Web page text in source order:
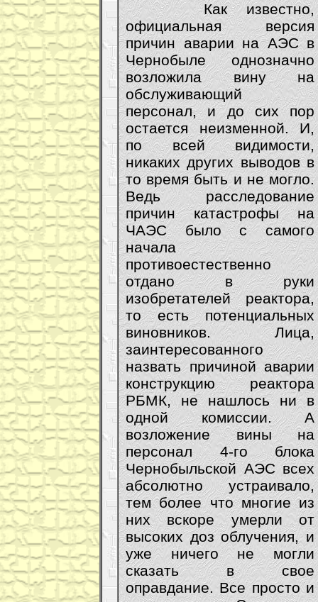
Как известно,
официальная версия
причин аварии на АЭС в
Чернобыле однозначно
возложила вину на
обслуживающий
персонал, и до сих пор
остается неизменной. И,
по всей видимости,
никаких других выводов в
то время быть и не могло.
Ведь расследование
причин катастрофы на
ЧАЭС было с самого
начала
противоестественно
отдано в руки
изобретателей реактора,
то есть потенциальных
виновников. Лица,
заинтересованного
назвать причиной аварии
конструкцию реактора
РБМК, не нашлось ни в
одной комиссии. А
возложение вины на
персонал 4-го блока
Чернобыльской АЭС всех
абсолютно устраивало,
тем более что многие из
них вскоре умерли от
высоких доз облучения, и
уже ничего не могли
сказать в свое
оправдание. Все просто и